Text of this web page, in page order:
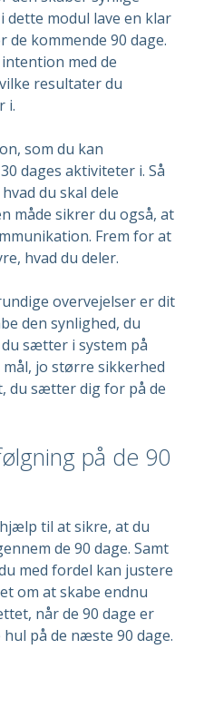
dette modul lave en klar
kommende 90 dage.
med de
resultater du
i.
som du kan
dages aktiviteter i. Så
du skal dele
måde sikrer du også, at
Frem for at
hvad du deler.
overvejelser er dit
den synlighed, du
sætter i system på
jo større sikkerhed
du sætter dig for på de
på de 90
til at sikre, at du
de 90 dage. Samt
med fordel kan justere
om at skabe endnu
når de 90 dage er
på de næste 90 dage.